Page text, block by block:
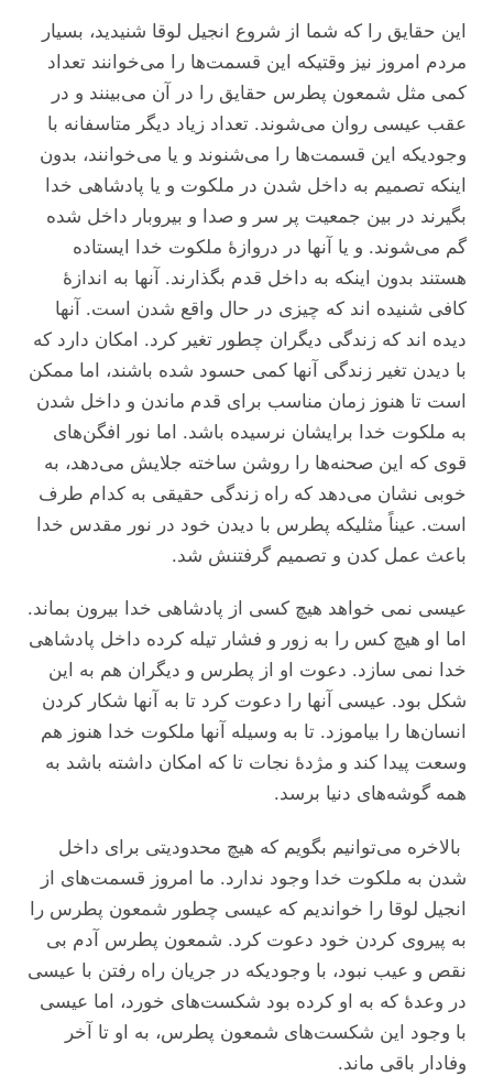
این حقایق را که شما از شروع انجیل لوقا شنیدید، بسیار
مردم امروز نیز وقتیکه این قسمت‌ها را می‌خوانند تعداد
کمی مثل شمعون پطرس حقایق را در آن می‌بینند و در
عقب عیسی روان می‌شوند. تعداد زیاد دیگر متاسفانه با
وجودیکه این قسمت‌ها را می‌شنوند و یا می‌خوانند، بدون
اینکه تصمیم به داخل شدن در ملکوت و یا پادشاهی خدا
بگیرند در بین جمعیت پر سر و صدا و بیروبار داخل شده
گم می‌شوند. و یا آنها در دروازۀ ملکوت خدا ایستاده
هستند بدون اینکه به داخل قدم بگذارند. آنها به اندازهٔ
کافی شنیده اند که چیزی در حال واقع شدن است. آنها
دیده اند که زندگی دیگران چطور تغیر کرد. امکان دارد که
با دیدن تغیر زندگی آنها کمی حسود شده باشند، اما ممکن
است تا هنوز زمان مناسب برای قدم ماندن و داخل شدن
به ملکوت خدا برایشان نرسیده باشد. اما نور افگن‌های
قوی که این صحنه‌ها را روشن ساخته جلایش می‌دهد، به
خوبی نشان می‌دهد که راه زندگی حقیقی به کدام طرف
است. عیناً مثلیکه پطرس با دیدن خود در نور مقدس خدا
باعث عمل کدن و تصمیم گرفتنش شد.
عیسی نمی خواهد هیچ کسی از پادشاهی خدا بیرون بماند.
اما او هیچ کس را به زور و فشار تیله کرده داخل پادشاهی
خدا نمی سازد. دعوت او از پطرس و دیگران هم به این
شکل بود. عیسی آنها را دعوت کرد تا به آنها شکار کردن
انسان‌ها را بیاموزد. تا به وسیله آنها ملکوت خدا هنوز هم
وسعت پیدا کند و مژدۀ نجات تا که امکان داشته باشد به
همه گوشه‌های دنیا برسد.
بالاخره می‌توانیم بگویم که هیچ محدودیتی برای داخل
شدن به ملکوت خدا وجود ندارد. ما امروز قسمت‌های از
انجیل لوقا را خواندیم که عیسی چطور شمعون پطرس را
به پیروی کردن خود دعوت کرد. شمعون پطرس آدم بی
نقص و عیب نبود، با وجودیکه در جریان راه رفتن با عیسی
در وعدۀ که به او کرده بود شکست‌های خورد، اما عیسی
با وجود این شکست‌های شمعون پطرس، به او تا آخر
وفادار باقی ماند.